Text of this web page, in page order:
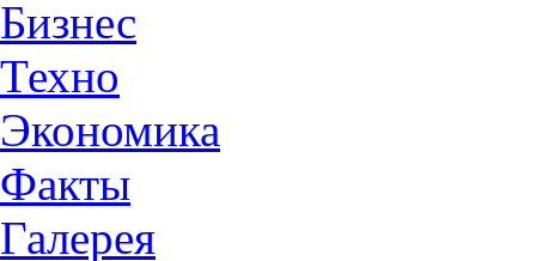
Бизнес
Техно
Экономика
Факты
Галерея